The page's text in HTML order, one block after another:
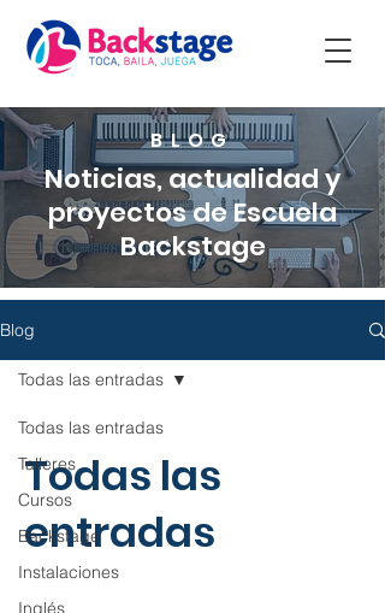
BLOG
Noticias, actualidad y
proyectos de Escuela
Backstage
Blog
Todas las entradas
Talleres
Cursos
Backstage
Instalaciones
Inglés
Todas las entradas
Todas las
entradas